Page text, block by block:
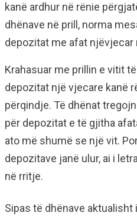
kanë ardhur në rënie
dhënave në prill, norma
depozitat me afat njëvjecar
Krahasuar me prillin e vitit
depozitat një vjecare kanë
përqindje. Të dhënat
për depozitat e të gjitha
ato më shumë se një vit.
depozitave janë ulur, ai i
në rritje.
Sipas të dhënave